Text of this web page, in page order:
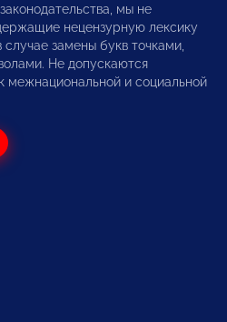
мы не
нецензурную лексику
замены букв точками,
Не допускаются
и социальной